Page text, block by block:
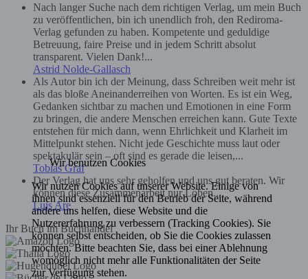
Nach langer Suche nach dem richtigen Verlag, um mein Buch
zu veröffentlichen, bin ich unendlich froh, den Rediroma-
Verlag gefunden zu haben. Kompetente und geduldige
Betreuung, faire Preise und in jedem Schritt absolut
transparent. Vielen Dank!...
Astrid Nolde-Gallasch
Als Autor bin ich der Meinung, dass Schreiben weit mehr ist
als das bloße Aneinanderreihen von Worten. Es ist ein Weg,
Gedanken sichtbar zu machen und Emotionen in eine Form
zu bringen, die andere Menschen erreichen kann. Gute Texte
entstehen für mich dann, wenn Ehrlichkeit und Klarheit im
Mittelpunkt stehen. Nicht jede Geschichte muss laut oder
spektakulär sein – oft sind es gerade die leisen,...
Tobias Graf
Der Verlag hat uns sehr geholfen und uns gut beraten. Wir
können diese Zusammenarbeit nur Loben....
Luis Are
Ihr Buch im Buchhandel
Wir benutzen Cookies
Wir nutzen Cookies auf unserer Website. Einige von
ihnen sind essenziell für den Betrieb der Seite, während
andere uns helfen, diese Website und die
Nutzererfahrung zu verbessern (Tracking Cookies). Sie
können selbst entscheiden, ob Sie die Cookies zulassen
möchten. Bitte beachten Sie, dass bei einer Ablehnung
womöglich nicht mehr alle Funktionalitäten der Seite
zur Verfügung stehen.